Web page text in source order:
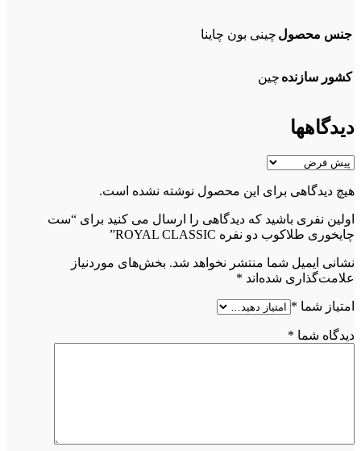
جنس محصول چینی بون چاینا
کشور سازنده چین
دیدگاهها
هیچ دیدگاهی برای این محصول نوشته نشده است.
اولین نفری باشید که دیدگاهی را ارسال می کنید برای “ست
چایخوری طلاکوب دو نفره ROYAL CLASSIC”
نشانی ایمیل شما منتشر نخواهد شد. بخش‌های موردنیاز
علامت‌گذاری شده‌اند *
امتیاز شما *
دیدگاه شما *